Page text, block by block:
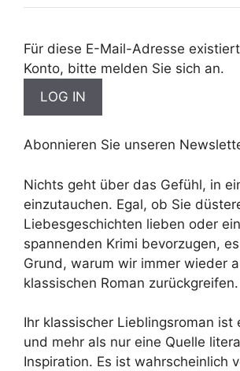
Für diese E-Mail-Adresse
Konto, bitte melden Sie sich an.
Abonnieren Sie unseren
Nichts geht über das Gefühl, in
einzutauchen. Egal, ob Sie
Liebesgeschichten lieben oder
spannenden Krimi bevorzugen,
Grund, warum wir immer wieder
klassischen Roman zurückgreifen.
Ihr klassischer Lieblingsroman ist
und mehr als nur eine Quelle
Inspiration. Es ist wahrscheinlich